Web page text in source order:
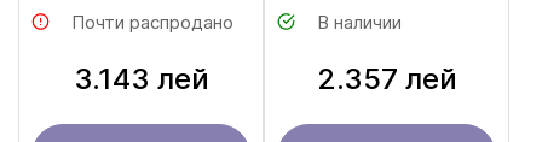
Почти распродано
3.143 лей
В наличии
2.357 лей